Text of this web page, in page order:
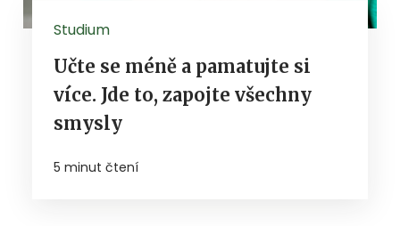
Studium
Učte se méně a pamatujte si
více. Jde to, zapojte všechny
smysly
5 minut čtení